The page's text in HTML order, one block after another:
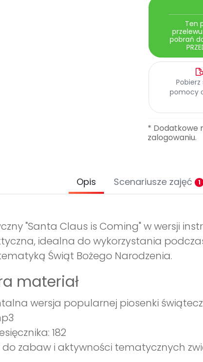
Ten
pobrań
pomocy
* Dodatkowe
zalogowaniu.
Opis Scenariusze zajęć 1
"Santa Claus is Coming" w wersji
idealna do wykorzystania
Świąt Bożego Narodzenia.
materiał
wersja popularnej piosenki
182
zabaw i aktywności tematycznych